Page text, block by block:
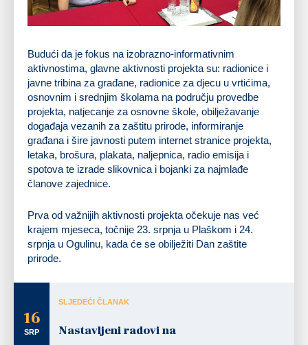
Budući da je fokus na izobrazno-informativnim
aktivnostima, glavne aktivnosti projekta su: radionice i
javne tribina za građane, radionice za djecu u vrtićima,
osnovnim i srednjim školama na području provedbe
projekta, natjecanje za osnovne škole, obilježavanje
događaja vezanih za zaštitu prirode, informiranje
građana i šire javnosti putem internet stranice projekta,
letaka, brošura, plakata, naljepnica, radio emisija i
spotova te izrade slikovnica i bojanki za najmlađe
članove zajednice.
Prva od važnijih aktivnosti projekta očekuje nas već
krajem mjeseca, točnije 23. srpnja u Plaškom i 24.
srpnja u Ogulinu, kada će se obilježiti Dan zaštite
prirode.
16
SRP
SLJEDEĆI ČLANAK
Nastavljeni radovi na